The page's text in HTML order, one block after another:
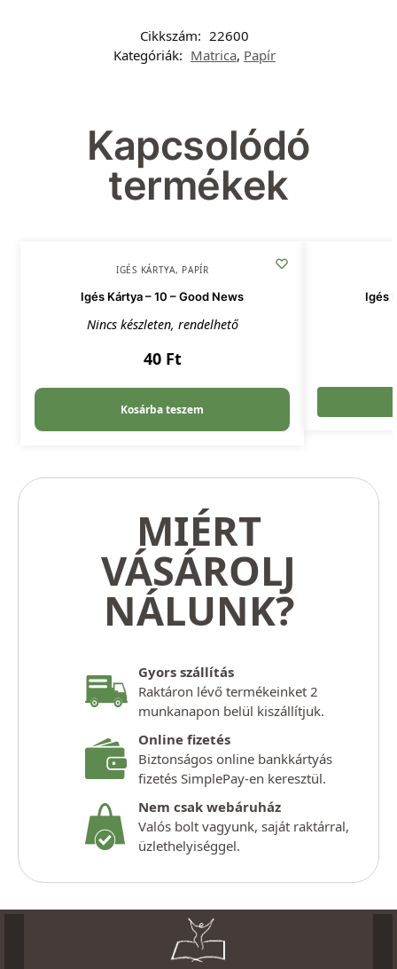
Cikkszám: 22600
Kategóriák: Matrica, Papír
Kapcsolódó
termékek
IGÉS KÁRTYA, PAPÍR
Igés Kártya – 10 – Good News
Nincs készleten, rendelhető
40 Ft
Kosárba teszem
Igés
MIÉRT
VÁSÁROLJ
NÁLUNK?
Gyors szállítás
Raktáron lévő termékeinket 2
munkanapon belül kiszállítjuk.
Online fizetés
Biztonságos online bankkártyás
fizetés SimplePay-en keresztül.
Nem csak webáruház
Valós bolt vagyunk, saját raktárral,
üzlethelyiséggel.